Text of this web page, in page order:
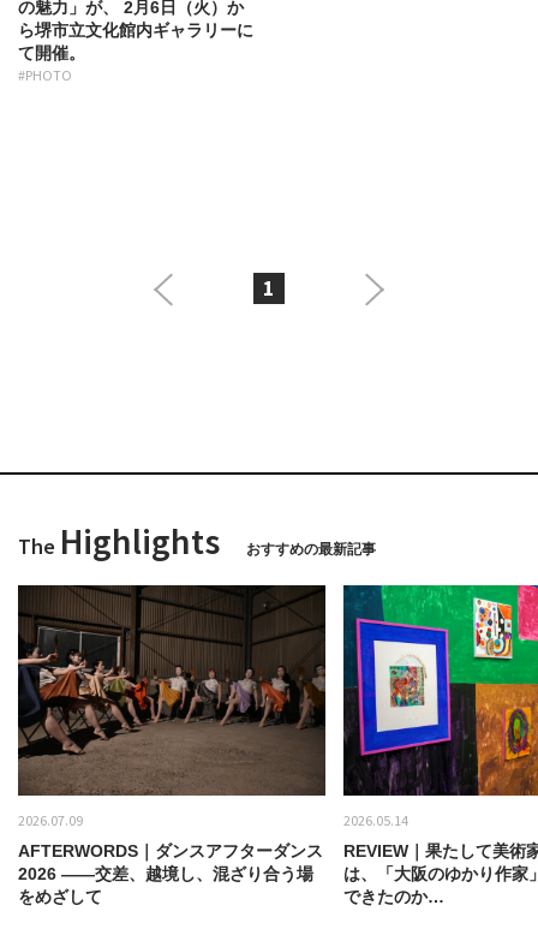
の魅力」が、 2月6日（火）か
ら堺市立文化館内ギャラリーに
て開催。
#PHOTO
1
The Highlights おすすめの最新記事
2026.07.09
AFTERWORDS｜ダンスアフターダンス
2026 ——交差、越境し、混ざり合う場
をめざして
2026.05.14
REVIEW｜果たして美術
は、「大阪のゆかり作家
できたのか…